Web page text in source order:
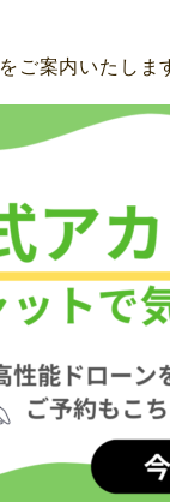
ご案内いたしま